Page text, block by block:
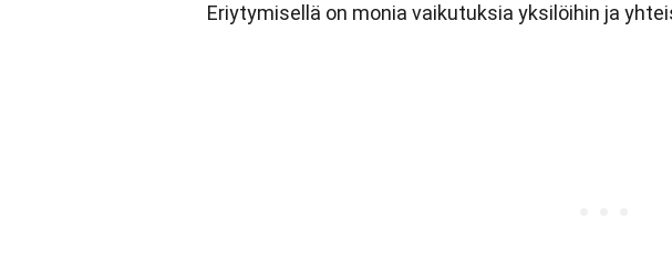
Eriytymisellä on monia vaikutuksia yksilöihin ja